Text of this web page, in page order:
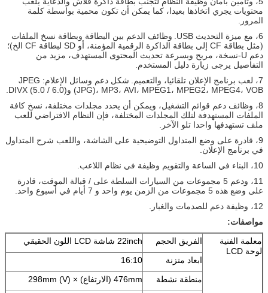
محتويات يجري اتخاذها بعيدا، كما يمكن أن تكون محمية بواسطة كلمة
المرور.
6، مع ميزة التحديث USB.
وظائف الدعم بين البطاقة وبطاقة نسخ الملفات
(مثل بطاقة CF إلى بطاقة الذاكرة الرقمية المؤمنة، أو SD لبطاقة CF الخ)؛
دعم U-نسخة، مريح وبسرعة تحديث المحتوى المستهدف، مزيد من
التفاصيل يرجى زيارة دليل المستخدم.
7، لعب برنامج الإعلان تلقائيا، والتعميم.
شكل دعم وسائل الإعلام: JPEG
(JPG)، MP3، AVI، MPEG1، MPEG2، MPEG4، VOB وDIVX (5.0 / 6.0).
8، وظائف دعم قوائم التشغيل، ويمكن أن يحدد مجلدات مختلفة، نسخ كافة
الملفات المستهدفة لتلك المجلدات المختلفة، فإن النظام الافتراضي للعب
ملف تستهدفها واحدا تلو الآخر.
9، قادرة على وضع المتداول التوضيحية على الشاشة، واللعب شرح المتداول
في برنامج الإعلان.
10، البناء في الساعة والتقويم وظيفة في نظام اللاعب.
11، ودعم 5 مجموعات من السيارات السلطة على / قبالة الموقت، قادرة
على وضع هذه 5 مجموعات من الزمن يوم واحد و 7 أيام في أسبوع واحد.
12، وظيفة دعم للصدمات والغبار.
مواصفات:
معلمة الفنية
لوحة LCD
الفريق الحجم
22inch شاشة LCD اللون الحقيقي
ابعاد متزنة
16:10
منطقة نشطة
476mm (الارتفاع) × 298mm (V)